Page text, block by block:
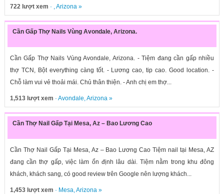
722 lượt xem · ,Arizona»
Cần Gấp Thợ Nails Vùng Avondale, Arizona.
Cần Gấp Thợ Nails Vùng Avondale, Arizona. - Tiệm đang cần gấp nhiều
thợ TCN, Bột everything càng tốt. - Lương cao, tip cao. Good location. -
Chỗ làm vui vẻ thoải mái. Chủ thân thiện. - Anh chị em thợ...
1,513 lượt xem · Avondale,Arizona»
Cần Thợ Nail Gấp Tại Mesa, Az – Bao Lương Cao
Cần Thợ Nail Gấp Tại Mesa, Az – Bao Lương Cao Tiệm nail tại Mesa, AZ
đang cần thợ gấp, việc làm ổn định lâu dài. Tiệm nằm trong khu đông
khách, khách sang, có good review trên Google nên lượng khách...
1,453 lượt xem · Mesa,Arizona»